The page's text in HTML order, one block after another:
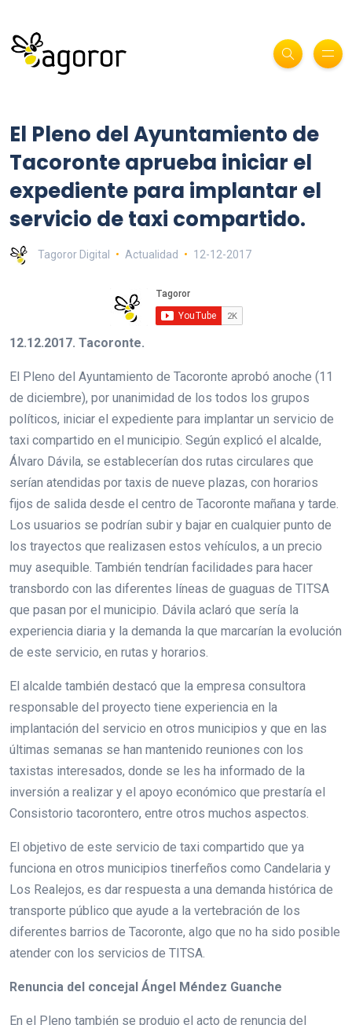
El Pleno del Ayuntamiento de
Tacoronte aprueba iniciar el
expediente para implantar el
servicio de taxi compartido.
Tagoror Digital Actualidad 12-12-2017
12.12.2017. Tacoronte.
El Pleno del Ayuntamiento de Tacoronte aprobó anoche (11
de diciembre), por unanimidad de los todos los grupos
políticos, iniciar el expediente para implantar un servicio de
taxi compartido en el municipio. Según explicó el alcalde,
Álvaro Dávila, se establecerían dos rutas circulares que
serían atendidas por taxis de nueve plazas, con horarios
fijos de salida desde el centro de Tacoronte mañana y tarde.
Los usuarios se podrían subir y bajar en cualquier punto de
los trayectos que realizasen estos vehículos, a un precio
muy asequible. También tendrían facilidades para hacer
transbordo con las diferentes líneas de guaguas de TITSA
que pasan por el municipio. Dávila aclaró que sería la
experiencia diaria y la demanda la que marcarían la evolución
de este servicio, en rutas y horarios.
El alcalde también destacó que la empresa consultora
responsable del proyecto tiene experiencia en la
implantación del servicio en otros municipios y que en las
últimas semanas se han mantenido reuniones con los
taxistas interesados, donde se les ha informado de la
inversión a realizar y el apoyo económico que prestaría el
Consistorio tacorontero, entre otros muchos aspectos.
El objetivo de este servicio de taxi compartido que ya
funciona en otros municipios tinerfeños como Candelaria y
Los Realejos, es dar respuesta a una demanda histórica de
transporte público que ayude a la vertebración de los
diferentes barrios de Tacoronte, algo que no ha sido posible
atender con los servicios de TITSA.
Renuncia del concejal Ángel Méndez Guanche
En el Pleno también se produjo el acto de renuncia del